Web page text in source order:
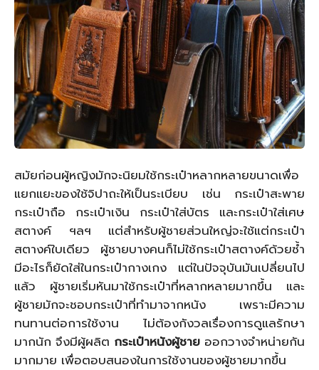
สมัยก่อนผู้หญิงมักจะนิยมใช้กระเป๋าหลากหลายขนาดเพื่อ
แยกแยะของใช้จิปาถะให้เป็นระเบียบ เช่น กระเป๋าสะพาย
กระเป๋าถือ กระเป๋าเงิน กระเป๋าใส่บัตร และกระเป๋าใส่เศษ
สตางค์ ฯลฯ แต่สำหรับผู้ชายส่วนใหญ่จะใช้แต่กระเป๋า
สตางค์ใบเดียว ผู้ชายบางคนก็ไม่ใช้กระเป๋าสตางค์ด้วยซ้ำ
มีอะไรก็ยัดใส่ในกระเป๋ากางเกง แต่ในปัจจุบันมันเปลี่ยนไป
แล้ว ผู้ชายเริ่มหันมาใช้กระเป๋าที่หลากหลายมากขึ้น และ
ผู้ชายมักจะชอบกระเป๋าที่ทำมาจากหนัง เพราะมีความ
ทนทานต่อการใช้งาน ไม่ต้องกังวลเรื่องการดูแลรักษา
มากนัก จึงมีผู้ผลิต กระเป๋าหนังผู้ชาย ออกวางจำหน่ายกัน
มากมาย เพื่อตอบสนองในการใช้งานของผู้ชายมากขึ้น